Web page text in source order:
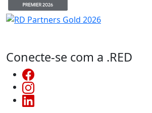
Conecte-se com a .RED